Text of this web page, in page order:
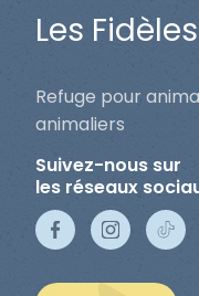
Les
Refuge pour
animaliers
Suivez-nous sur
les réseaux